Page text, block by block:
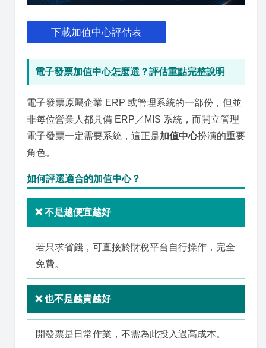
下載加值中心評估表
電子發票加值中心怎麼選？評估重點完整說明
電子發票原屬企業 ERP 或管理系統的一部份，但並
非每位營業人都具備 ERP／MIS 系統，而開立管理
電子發票一定需要系統，這正是加值中心扮演的重要
角色。
如何評選適合的加值中心？
❌ 不是越便宜越好
若只求省錢，可直接於財稅平台自行操作，完全
免費。
❌ 也不是越貴越好
開發票是日常作業，不需為此投入過高成本。